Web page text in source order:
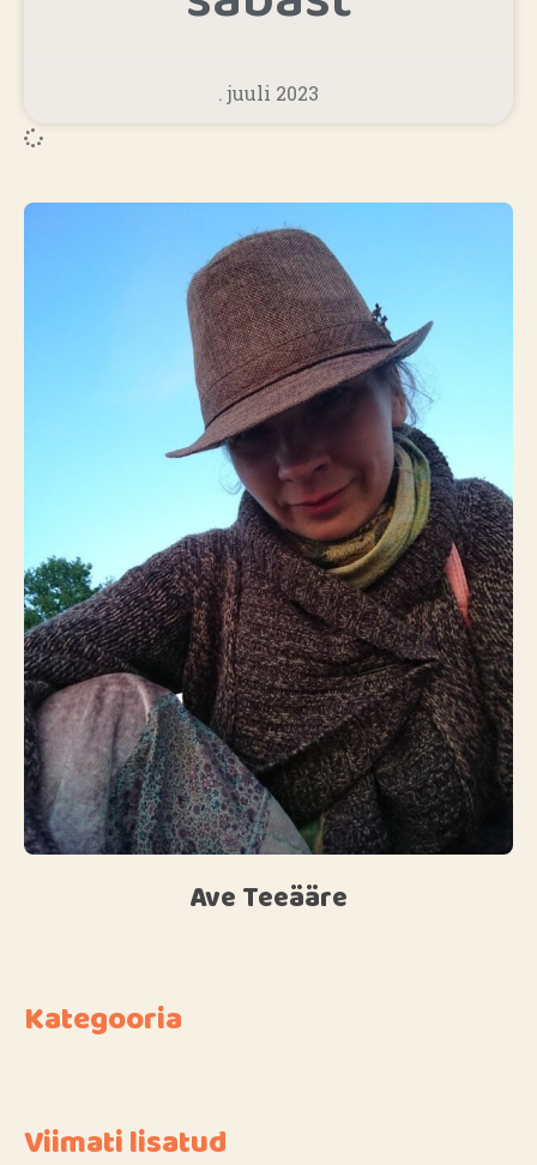
. juuli 2023
Ave Teeääre
Kategooria
Viimati lisatud